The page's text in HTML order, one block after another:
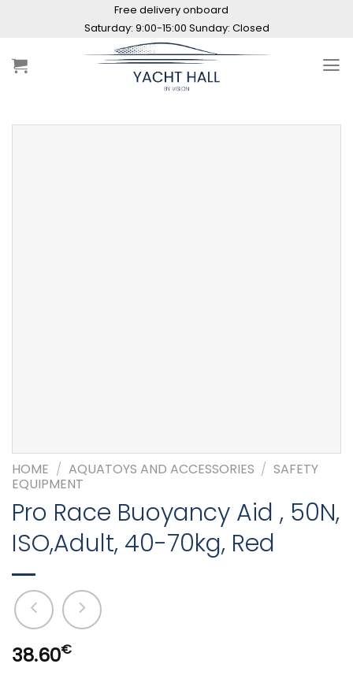
Free delivery onboard
HOME / AQUATOYS AND ACCESSORIES / SAFETY
EQUIPMENT
Pro Race Buoyancy Aid , 50N,
ISO,Adult, 40-70kg, Red
38.60€